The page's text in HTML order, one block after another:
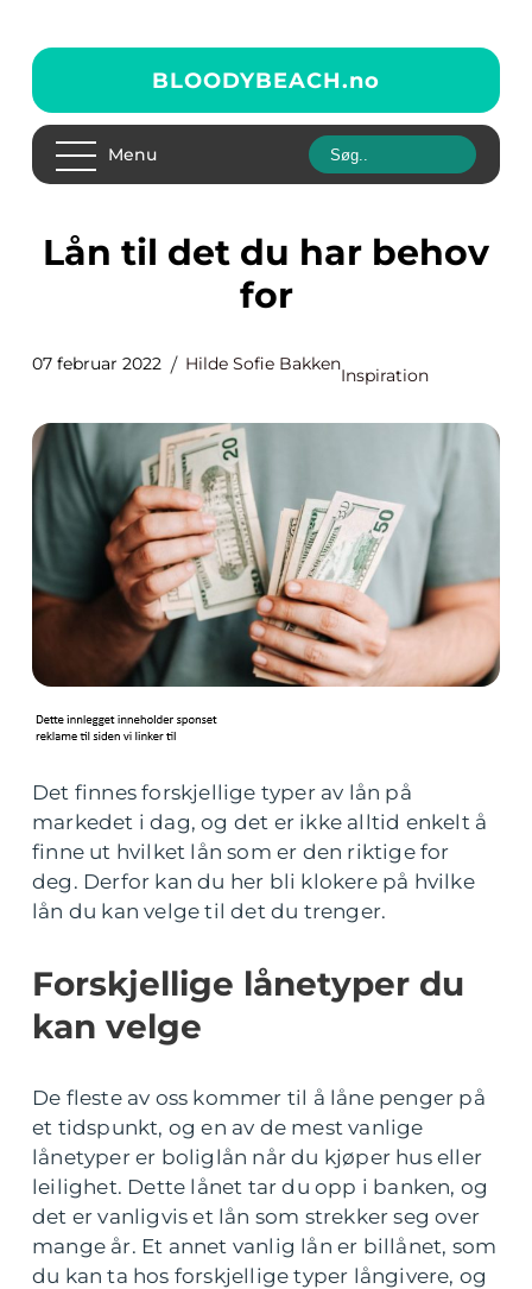
BLOODYBEACH.no
Menu
Lån til det du har behov
for
07 februar 2022 Hilde Sofie Bakken
Inspiration
Det finnes forskjellige typer av lån på
markedet i dag, og det er ikke alltid enkelt å
finne ut hvilket lån som er den riktige for
deg. Derfor kan du her bli klokere på hvilke
lån du kan velge til det du trenger.
Forskjellige lånetyper du
kan velge
De fleste av oss kommer til å låne penger på
et tidspunkt, og en av de mest vanlige
lånetyper er boliglån når du kjøper hus eller
leilighet. Dette lånet tar du opp i banken, og
det er vanligvis et lån som strekker seg over
mange år. Et annet vanlig lån er billånet, som
du kan ta hos forskjellige typer långivere, og